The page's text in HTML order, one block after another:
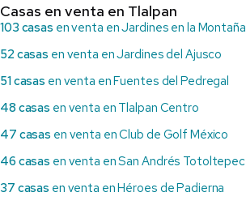
Casas en venta en Tlalpan
103 casas en venta en Jardines en la Montaña
52 casas en venta en Jardines del Ajusco
51 casas en venta en Fuentes del Pedregal
48 casas en venta en Tlalpan Centro
47 casas en venta en Club de Golf México
46 casas en venta en San Andrés Totoltepec
37 casas en venta en Héroes de Padierna